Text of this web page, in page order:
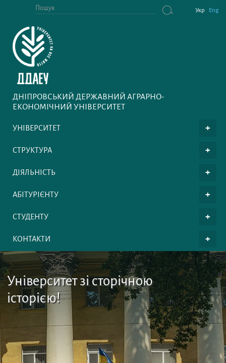
Укр Eng
ДНІПРОВСЬКИЙ ДЕРЖАВНИЙ АГРАРНО-
ЕКОНОМІЧНИЙ УНІВЕРСИТЕТ
УНІВЕРСИТЕТ
СТРУКТУРА
ДІЯЛЬНІСТЬ
АБІТУРІЄНТУ
СТУДЕНТУ
КОНТАКТИ
Університет зі сторічною
історією!